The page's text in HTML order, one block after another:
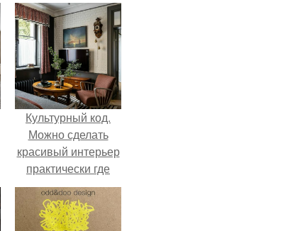
Культурный код.
Можно сделать
красивый интерьер
практически где
угодно.